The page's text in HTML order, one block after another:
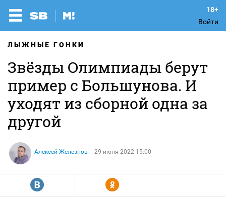
Войти
ЛЫЖНЫЕ ГОНКИ
Звёзды Олимпиады берут
пример с Большунова. И
уходят из сборной одна за
другой
Алексей Железнов 29 июня 2022 15:00
R Y